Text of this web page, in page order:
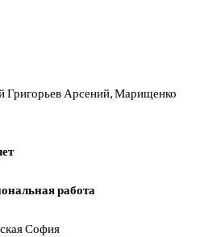
Григорьев Арсений, Марищенко
работа
София